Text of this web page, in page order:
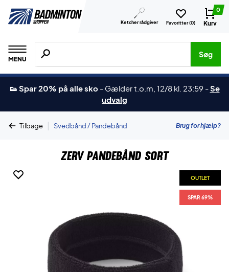
Ketcher rådgiver Favoritter (0)
0
Kurv
MENU
Søg efter produkter, mærker etc.
Søg
👟 Spar 20% på alle sko - Gælder t.o.m, 12/8 kl. 23:59 -Se
udvalg
Tilbage | Svedbånd / Pandebånd Brug for hjælp?
ZERV Pandebånd Sort
OUTLET
SPAR 69%